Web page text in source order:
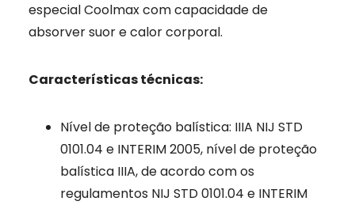
especial Coolmax com capacidade de
absorver suor e calor corporal.
Características técnicas:
Nível de proteção balística: IIIA NIJ STD
0101.04 e INTERIM 2005, nível de proteção
balística IIIA, de acordo com os
regulamentos NIJ STD 0101.04 e INTERIM